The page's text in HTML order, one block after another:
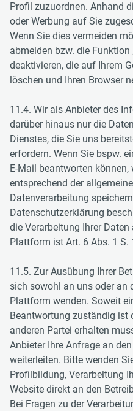
Profil zuzuordnen. Anhand
oder Werbung auf Sie
Wenn Sie dies vermeiden
abmelden bzw. die Funktion
deaktivieren, die auf Ihrem
löschen und Ihren Browser
11.4. Wir als Anbieter des
darüber hinaus nur die
Dienstes, die Sie uns
erfordern. Wenn Sie bspw.
E-Mail beantworten
entsprechend der
Datenverarbeitung
Datenschutzerklärung
die Verarbeitung Ihrer
Plattform ist Art. 6 Abs. 1 S.
11.5. Zur Ausübung Ihrer
sich sowohl an uns oder an
Plattform wenden. Soweit
Beantwortung zuständig ist
anderen Partei erhalten
Anbieter Ihre Anfrage an
weiterleiten. Bitte wenden
Profilbildung, Verarbeitung
Website direkt an den
Bei Fragen zu der